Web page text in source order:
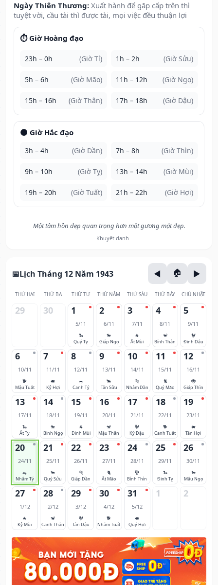
Ngày Thiên Thương: Xuất hành để gặp cấp trên thì
tuyệt vời, cầu tài thì được tài, mọi việc đều thuận lợi
⏱️ Giờ Hoàng đạo
23h – 0h (Giờ Tí) 1h – 2h (Giờ Sửu)
5h – 6h (Giờ Mão) 11h – 12h (Giờ Ngọ)
15h – 16h (Giờ Thân) 17h – 18h (Giờ Dậu)
🌑 Giờ Hắc đạo
3h – 4h (Giờ Dần) 7h – 8h (Giờ Thìn)
9h – 10h (Giờ Tỵ) 13h – 14h (Giờ Mùi)
19h – 20h (Giờ Tuất) 21h – 22h (Giờ Hợi)
Một tâm hồn đẹp quan trọng hơn một gương mặt đẹp.
— Khuyết danh
Lịch Tháng 12 Năm 1943
THỨ HAI THỨ BA THỨ TƯ THỨ NĂM THỨ SÁU THỨ BẢY CHỦ NHẬT
29 30 1
5/11
🐍
Quý Tỵ
2
6/11
🐎
Giáp Ngọ
3
7/11
🐐
Ất Mùi
4
8/11
🐒
Bính Thân
5
9/11
🐓
Đinh Dậu
6
10/11
🐕
Mậu Tuất
7
11/11
🐖
Kỷ Hợi
8
12/11
🐀
Canh Tý
9
13/11
🐂
Tân Sửu
10
14/11
🐅
Nhâm Dần
11
15/11
🐈
Quý Mão
12
16/11
🐉
Giáp Thìn
13
17/11
🐍
Ất Tỵ
14
18/11
🐎
Bính Ngọ
15
19/11
🐐
Đinh Mùi
16
20/11
🐒
Mậu Thân
17
21/11
🐓
Kỷ Dậu
18
22/11
🐕
Canh Tuất
19
23/11
🐖
Tân Hợi
20
24/11
🐀
Nhâm Tý
21
25/11
🐂
Quý Sửu
22
26/11
🐅
Giáp Dần
23
27/11
🐈
Ất Mão
24
28/11
🐉
Bính Thìn
25
29/11
🐍
Đinh Tỵ
26
30/11
🐎
Mậu Ngọ
27
1/12
🐐
Kỷ Mùi
28
2/12
🐒
Canh Thân
29
3/12
🐓
Tân Dậu
30
4/12
🐕
Nhâm Tuất
31
5/12
🐖
Quý Hợi
1 2